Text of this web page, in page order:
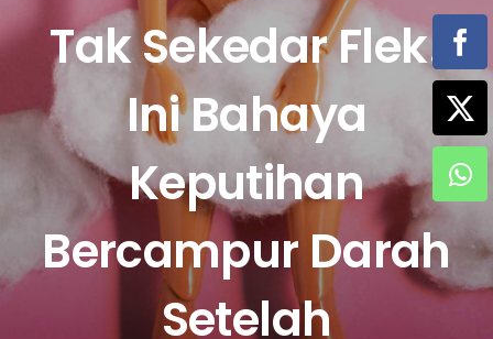
LAYANAN
FASILITAS
ARTIKEL
HUBUNGI KAMI
Tak Sekedar Flek!
Ini Bahaya
Keputihan
Bercampur Darah
Setelah